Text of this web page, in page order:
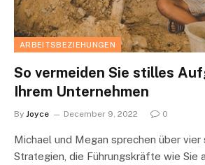
ARBEITSBEZIEHUNGEN
So vermeiden Sie stilles
Ihrem Unternehmen
By Joyce December 9, 2022 0
Michael und Megan sprechen über
Strategien, die Führungskräfte wie Sie